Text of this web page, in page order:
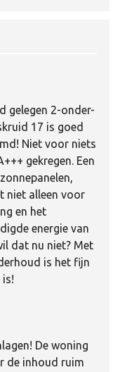
gelegen 2-onder-
17 is goed
Niet voor niets
gekregen. Een
niet alleen voor
en het
energie van
dat nu niet? Met
is het fijn
De woning
de inhoud ruim